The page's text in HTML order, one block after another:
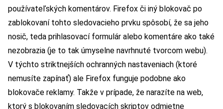
používateľských komentárov. Firefox či iný blokovač po
zablokovaní tohto sledovacieho prvku spôsobí, že sa jeho
nosič, teda prihlasovací formulár alebo komentáre ako také
nezobrazia (je to tak úmyselne navrhnuté tvorcom webu).
V týchto striktnejších ochranných nastaveniach (ktoré
nemusíte zapínať) ale Firefox funguje podobne ako
blokovače reklamy. Takže v prípade, že narazíte na web,
ktorý s blokovaním sledovacích skriptov odmietne